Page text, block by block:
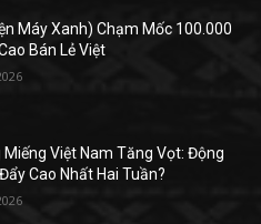
Máy Xanh) Chạm Mốc 100.000
Bán Lẻ Việt
Miếng Việt Nam Tăng Vọt: Động
Cao Nhất Hai Tuần?